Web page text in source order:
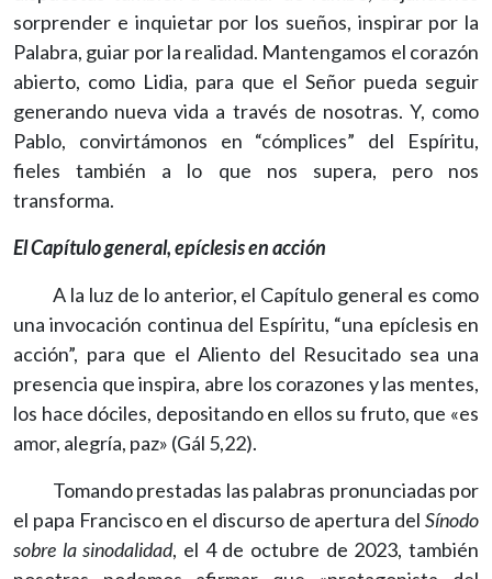
sorprender e inquietar por los sueños, inspirar por la
Palabra, guiar por la realidad. Mantengamos el corazón
abierto, como Lidia, para que el Señor pueda seguir
generando nueva vida a través de nosotras. Y, como
Pablo, convirtámonos en “cómplices” del Espíritu,
fieles también a lo que nos supera, pero nos
transforma.
El Capítulo general, epíclesis en acción
A la luz de lo anterior, el Capítulo general es como
una invocación continua del Espíritu, “una epíclesis en
acción”, para que el Aliento del Resucitado sea una
presencia que inspira, abre los corazones y las mentes,
los hace dóciles, depositando en ellos su fruto, que «es
amor, alegría, paz» (Gál 5,22).
Tomando prestadas las palabras pronunciadas por
el papa Francisco en el discurso de apertura del Sínodo
sobre la sinodalidad, el 4 de octubre de 2023, también